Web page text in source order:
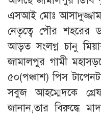
এসআই মোঃ
নেতৃত্বে পৌর
আড়ত সংলগ্ন চানু
জামালপুর গামী
৫০(পঞ্চাশ) পিস
সবুজ আহম্মেদকে
জানান,তার বিরুদ্ধে